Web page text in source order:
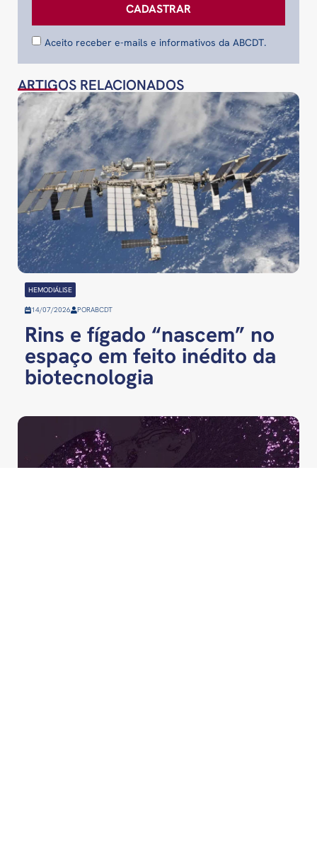
Aceito receber e-mails e informativos da ABCDT.
CADASTRAR
ARTIGOS RELACIONADOS
HEMODIÁLISE
14/07/2026 PORABCDT
Rins e fígado “nascem” no
espaço em feito inédito da
biotecnologia